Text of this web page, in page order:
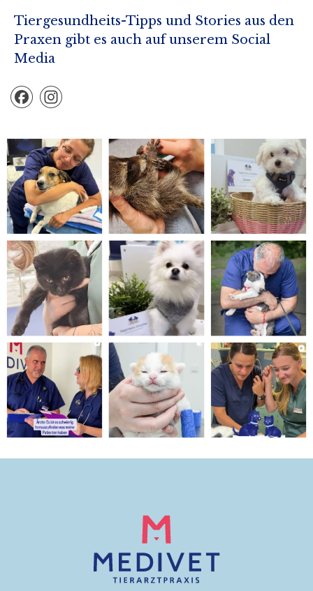
Tiergesundheits-Tipps und Stories aus den
Praxen gibt es auch auf unserem Social
Media